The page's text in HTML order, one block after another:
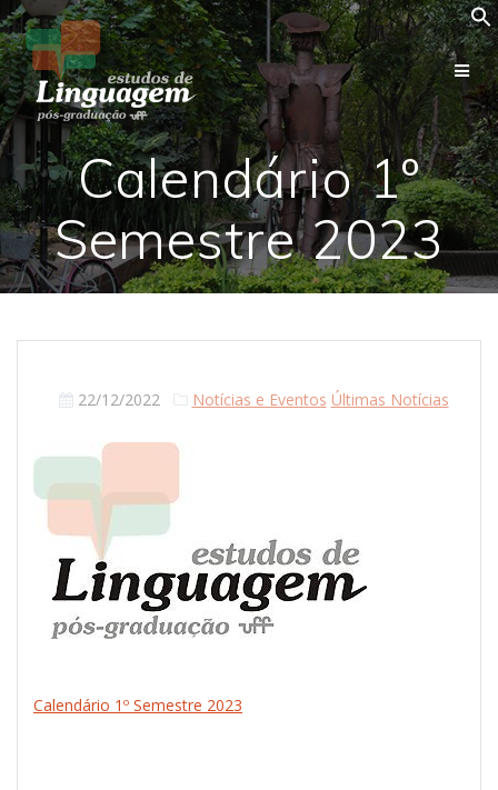
Skip
to
content
Calendário 1º
Semestre 2023
22/12/2022 Notícias e Eventos Últimas Notícias
Calendário 1º Semestre 2023